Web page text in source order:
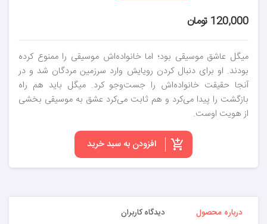
120,000 تومان
میگل عاشق موسیقی بود؛ اما خانواده‌اش موسیقی را ممنوع کرده
بودند. او برای دنبال کردن رویایش وارد سرزمین مردگان شد و در
آنجا حقیقت خانواده‌اش را جست‌وجو کرد. میگل باید هم راه
بازگشت را پیدا می‌کرد و هم ثابت می‌کرد عشق به موسیقی بخشی
از هویت اوست.
افزودن به سبد خرید
درباره محصول دیدگاه کاربران